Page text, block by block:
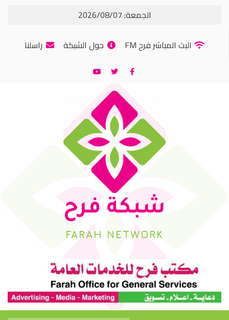
الجمعة: 2026/08/07
البث المباشر فرح FM
حول الشبكة راسلنا
شبكة فرح
FARAH NETWORK